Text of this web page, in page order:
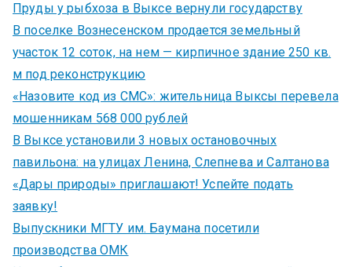
Пруды у рыбхоза в Выксе вернули государству
В поселке Вознесенском продается земельный
участок 12 соток, на нем — кирпичное здание 250 кв.
м под реконструкцию
«Назовите код из СМС»: жительница Выксы перевела
мошенникам 568 000 рублей
В Выксе установили 3 новых остановочных
павильона: на улицах Ленина, Слепнева и Салтанова
«Дары природы» приглашают! Успейте подать
заявку!
Выпускники МГТУ им. Баумана посетили
производства ОМК